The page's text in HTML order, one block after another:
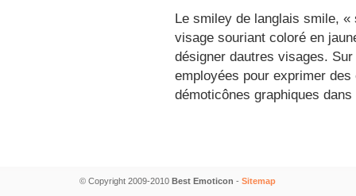
Le smiley de langlais smile,
visage souriant coloré en
désigner dautres visages.
employées pour exprimer
démoticônes graphiques
© Copyright 2009-2010 Best Emoticon - Sitemap